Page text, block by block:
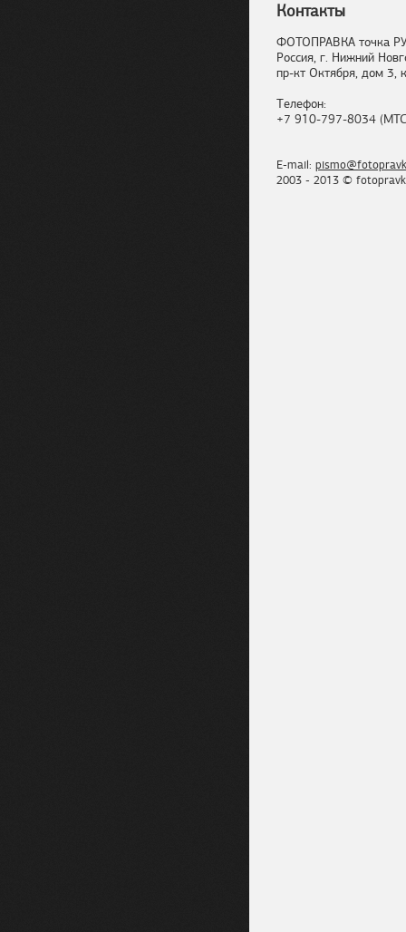
Контакты
ФОТОПРАВКА точка
Россия, г. Нижний
пр-кт Октября, дом 3,
Телефон:
+7 910-797-8034
E-mail:
2003 - 2013 ©